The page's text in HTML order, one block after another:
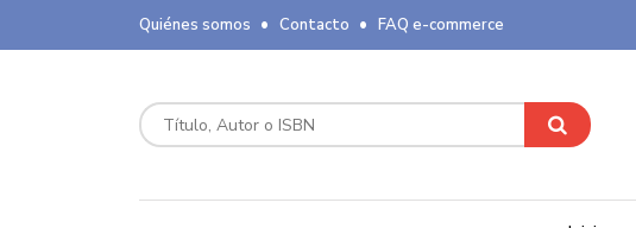
Quiénes somos Contacto FAQ e-commerce